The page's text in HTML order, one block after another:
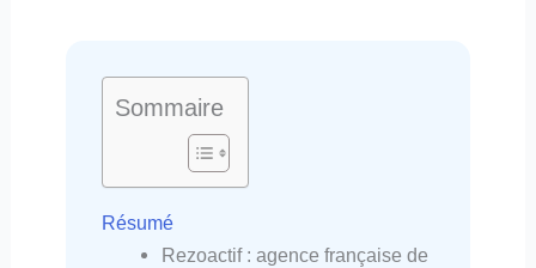
Sommaire
Résumé
Rezoactif : agence française de